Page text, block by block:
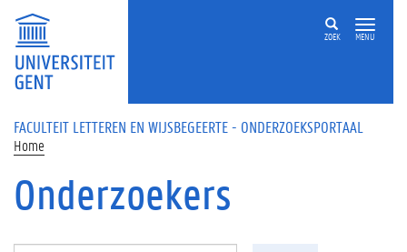
Overslaan en naar de inhoud gaan
ZOEK MENU
FACULTEIT LETTEREN EN WIJSBEGEERTE - ONDERZOEKSPORTAAL
Home
Onderzoekers